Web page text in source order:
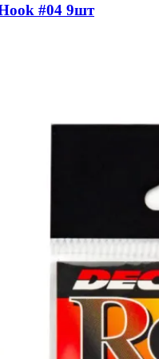
#04 9шт